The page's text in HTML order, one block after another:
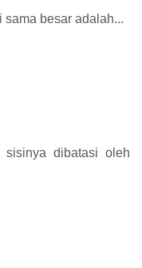
besar adalah...
sisinya dibatasi oleh